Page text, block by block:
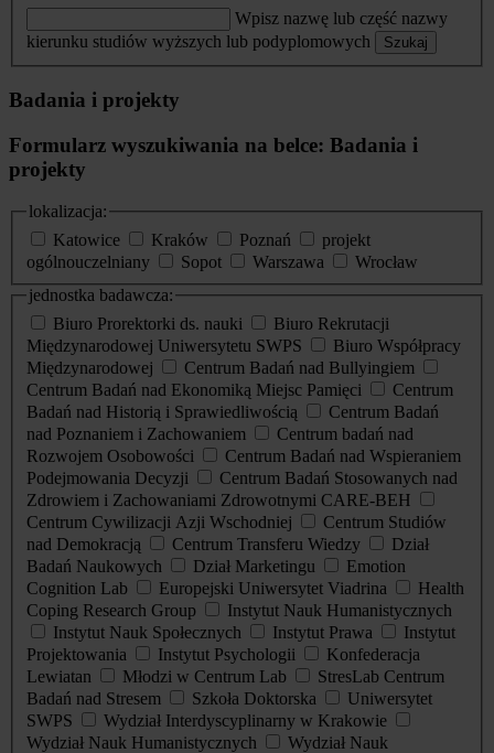
Wpisz nazwę lub część nazwy
kierunku studiów wyższych lub podyplomowych
Szukaj
Badania i projekty
Formularz wyszukiwania na belce: Badania i
projekty
lokalizacja:
Katowice
Kraków Poznań
projekt
ogólnouczelniany
Sopot Warszawa
Wrocław
jednostka badawcza:
Biuro Prorektorki ds. nauki
Biuro Rekrutacji
Międzynarodowej Uniwersytetu SWPS
Biuro Współpracy
Międzynarodowej
Centrum Badań nad Bullyingiem
Centrum Badań nad Ekonomiką Miejsc Pamięci
Centrum
Badań nad Historią i Sprawiedliwością
Centrum Badań
nad Poznaniem i Zachowaniem
Centrum badań nad
Rozwojem Osobowości
Centrum Badań nad Wspieraniem
Podejmowania Decyzji
Centrum Badań Stosowanych nad
Zdrowiem i Zachowaniami Zdrowotnymi CARE-BEH
Centrum Cywilizacji Azji Wschodniej
Centrum Studiów
nad Demokracją
Centrum Transferu Wiedzy
Dział
Badań Naukowych
Dział Marketingu
Emotion
Cognition Lab
Europejski Uniwersytet Viadrina
Health
Coping Research Group
Instytut Nauk Humanistycznych
Instytut Nauk Społecznych
Instytut Prawa
Instytut
Projektowania
Instytut Psychologii
Konfederacja
Lewiatan
Młodzi w Centrum Lab
StresLab Centrum
Badań nad Stresem
Szkoła Doktorska
Uniwersytet
SWPS
Wydział Interdyscyplinarny w Krakowie
Wydział Nauk Humanistycznych
Wydział Nauk